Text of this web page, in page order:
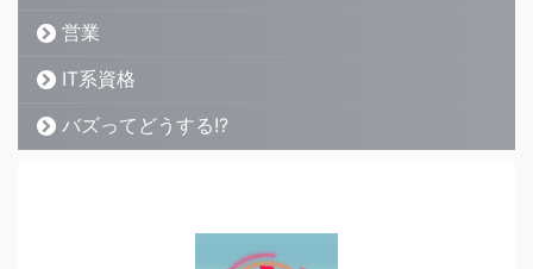
営業
IT系資格
バズってどうする!?